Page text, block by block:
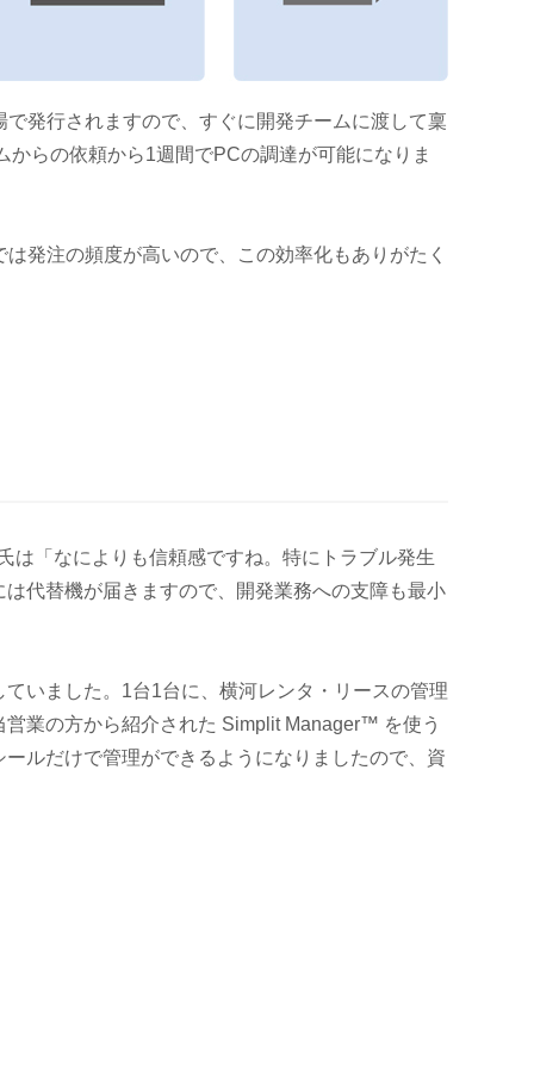
発行されますので、すぐに開発チームに渡して稟
らの依頼から1週間でPCの調達が可能になりま
発注の頻度が高いので、この効率化もありがたく
は「なによりも信頼感ですね。特にトラブル発生
代替機が届きますので、開発業務への支障も最小
いました。1台1台に、横河レンタ・リースの管理
業の方から紹介された Simplit Manager™ を使う
ルだけで管理ができるようになりましたので、資